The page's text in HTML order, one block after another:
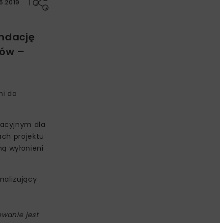
–
do
dla
projektu
wyłonieni
jest